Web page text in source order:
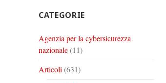
CATEGORIE
Agenzia per la cybersicurezza
nazionale(11)
Articoli (631)